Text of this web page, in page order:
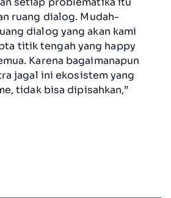
ruang dialog. Mudah-
dialog yang akan kami
titik tengah yang happy
Karena bagaimanapun
jagal ini ekosistem yang
tidak bisa dipisahkan,”